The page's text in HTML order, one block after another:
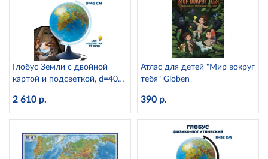
Глобус Земли с двойной
картой и подсветкой, d=40
2 610 р.
Атлас для детей "Мир вокруг
тебя" Globen
390 р.